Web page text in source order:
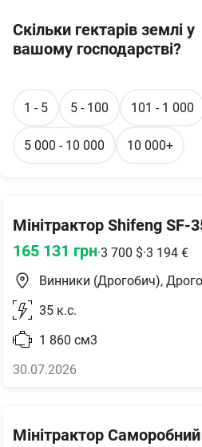
Мінітрактор Shifeng SF-
165 131 грн·3 700 $·3 194 €
Винники (Дрогобич),
35 к.с.
1 860 см3
30.07.2026
Мінітрактор
Скільки гектарів землі у
вашому господарстві?
1 - 5 5 - 100 101 - 1 000
5 000 - 10 000 10 000+